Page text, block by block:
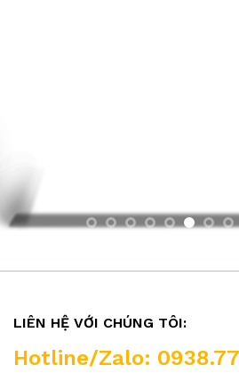
LIÊN HỆ VỚI CHÚNG TÔI:
Hotline/Zalo: